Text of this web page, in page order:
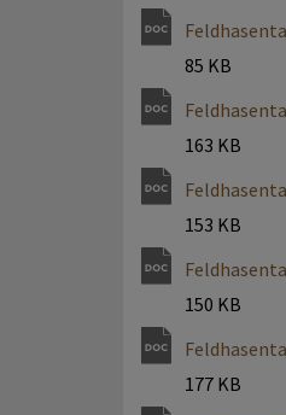
85 KB
163 KB
153 KB
150 KB
177 KB